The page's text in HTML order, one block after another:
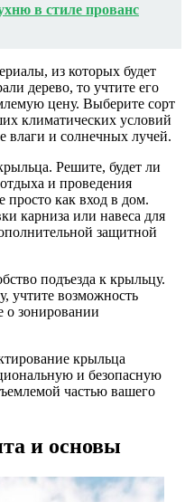
в стиле прованс
из которых будет
дерево, то учтите его
цену. Выберите сорт
климатических условий
влаги и солнечных лучей.
Решите, будет ли
и проведения
просто как вход в дом.
карниза или навеса для
защитной
подъезда к крыльцу.
учтите возможность
о зонировании
крыльца
и безопасную
частью вашего
и основы